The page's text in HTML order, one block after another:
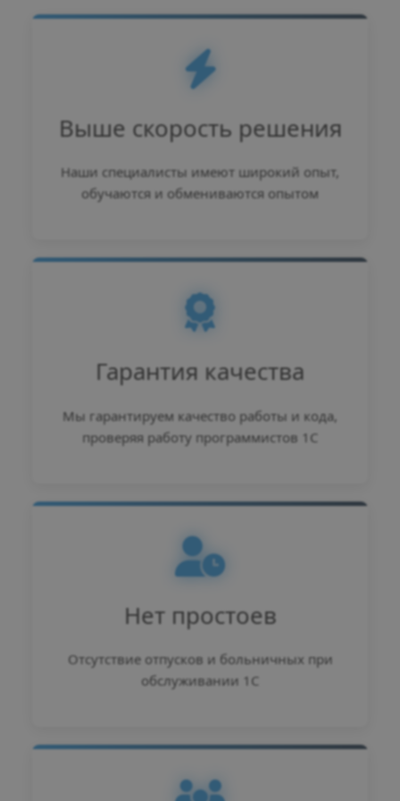
Выше скорость решения
Наши специалисты имеют широкий опыт,
обучаются и обмениваются опытом
Гарантия качества
Мы гарантируем качество работы и кода,
проверяя работу программистов 1С
Нет простоев
Отсутствие отпусков и больничных при
обслуживании 1С